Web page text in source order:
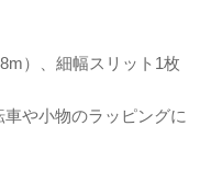
）、細幅スリット1枚
や小物のラッピングに